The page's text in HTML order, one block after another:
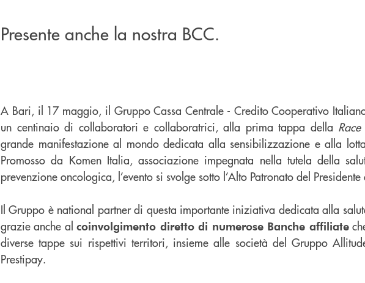
Presente anche la nostra BCC.
A Bari, il 17 maggio, il Gruppo Cassa Centrale - Credito Cooperativo
un centinaio di collaboratori e collaboratrici, alla prima tappa della
grande manifestazione al mondo dedicata alla sensibilizzazione e alla
Promosso da Komen Italia, associazione impegnata nella tutela della
prevenzione oncologica, l’evento si svolge sotto l’Alto Patronato del
Il Gruppo è national partner di questa importante iniziativa dedicata alla
grazie anche alcoinvolgimento diretto di numerose Banche affiliate
diverse tappe sui rispettivi territori, insieme alle società del Gruppo
Prestipay.